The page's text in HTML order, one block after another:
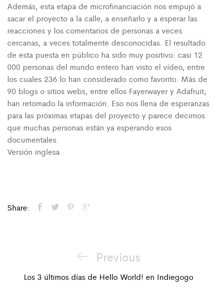
Además, esta etapa de microfinanciación nos empujó a
sacar el proyecto a la calle, a enseñarlo y a esperar las
reacciones y los comentarios de personas a veces
cercanas, a veces totalmente desconocidas. El resultado
de esta puesta en público ha sido muy positivo: casi 12
000 personas del mundo entero han visto el vídeo, entre
los cuales 236 lo han considerado como favorito. Más de
90 blogs o sitios webs, entre ellos Fayerwayer y Adafruit,
han retomado la información. Eso nos llena de esperanzas
para las próximas etapas del proyecto y parece decirnos
que muchas personas están ya esperando esos
documentales.
Versión inglesa
Share:
Navegación
Previous
Post
Previous
Los 3 últimos días de Hello World! en Indiegogo